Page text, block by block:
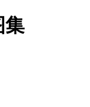
集